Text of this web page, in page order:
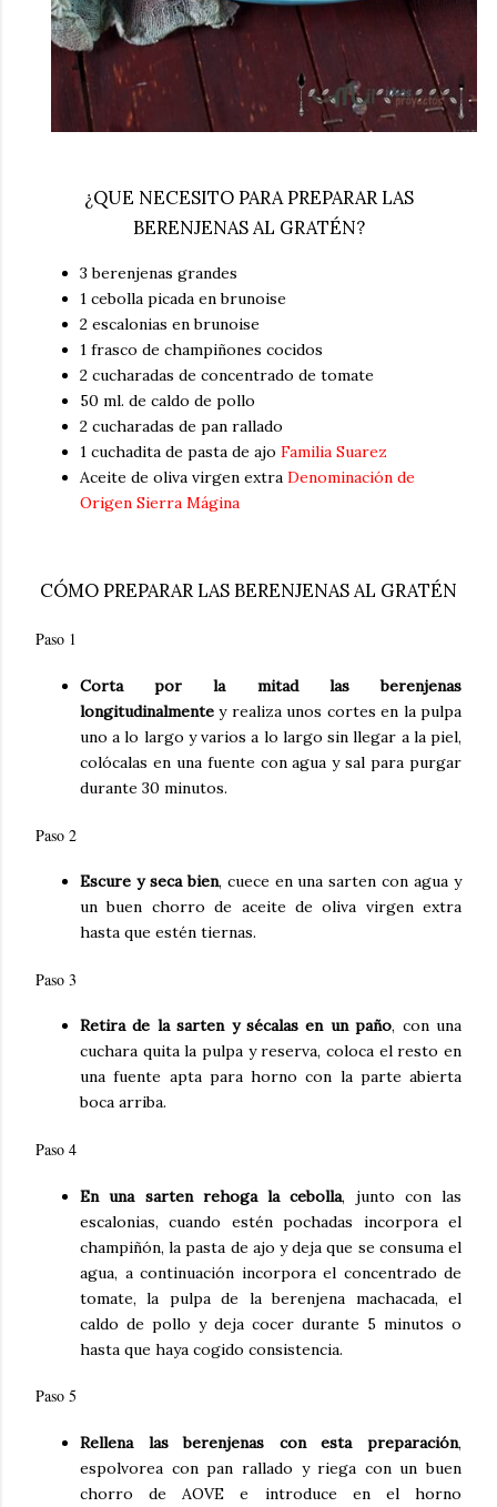
¿QUE NECESITO PARA PREPARAR LAS
BERENJENAS AL GRATÉN?
3 berenjenas grandes
1 cebolla picada en brunoise
2 escalonias en brunoise
1 frasco de champiñones cocidos
2 cucharadas de concentrado de tomate
50 ml. de caldo de pollo
2 cucharadas de pan rallado
1 cuchadita de pasta de ajo Familia Suarez
Aceite de oliva virgen extra Denominación de
Origen Sierra Mágina
CÓMO PREPARAR LAS BERENJENAS AL GRATÉN
Paso 1
Corta por la mitad las berenjenas
longitudinalmente y realiza unos cortes en la pulpa
uno a lo largo y varios a lo largo sin llegar a la piel,
colócalas en una fuente con agua y sal para purgar
durante 30 minutos.
Paso 2
Escure y seca bien, cuece en una sarten con agua y
un buen chorro de aceite de oliva virgen extra
hasta que estén tiernas.
Paso 3
Retira de la sarten y sécalas en un paño, con una
cuchara quita la pulpa y reserva, coloca el resto en
una fuente apta para horno con la parte abierta
boca arriba.
Paso 4
En una sarten rehoga la cebolla, junto con las
escalonias, cuando estén pochadas incorpora el
champiñón, la pasta de ajo y deja que se consuma el
agua, a continuación incorpora el concentrado de
tomate, la pulpa de la berenjena machacada, el
caldo de pollo y deja cocer durante 5 minutos o
hasta que haya cogido consistencia.
Paso 5
Rellena las berenjenas con esta preparación,
espolvorea con pan rallado y riega con un buen
chorro de AOVE e introduce en el horno